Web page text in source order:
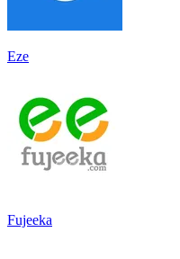
Eze
Fujeeka